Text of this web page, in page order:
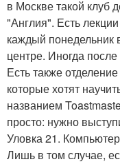
в Москве такой клуб
"Англия". Есть
каждый понедельник
центре. Иногда
Есть также
которые хотят
названием
просто: нужно
Уловка 21.
Лишь в том случае,